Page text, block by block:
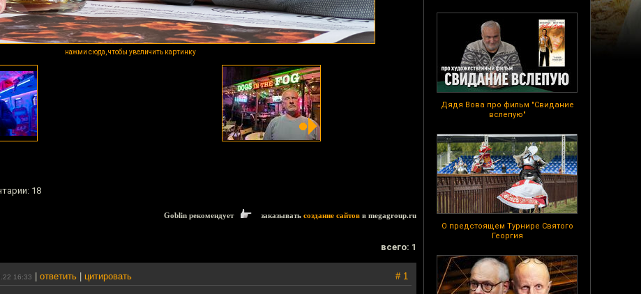
Дядя Вова про фильм "Свидание
вслепую"
О предстоящем Турнире Святого
Георгия
нажми сюда, чтобы увеличить картинку
18
Goblin рекомендует заказывать создание сайтов в megagroup.ru
всего: 1
16:33 ответить цитировать # 1